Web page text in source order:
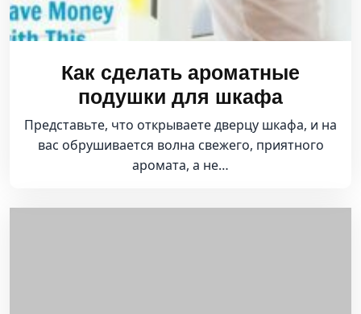
Как сделать ароматные
подушки для шкафа
Представьте, что открываете дверцу шкафа, и на
вас обрушивается волна свежего, приятного
аромата, а не…